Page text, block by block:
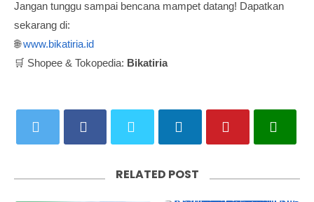
Jangan tunggu sampai bencana mampet datang! Dapatkan
sekarang di:
🌐www.bikatiria.id
🛒 Shopee & Tokopedia: Bikatiria
RELATED POST